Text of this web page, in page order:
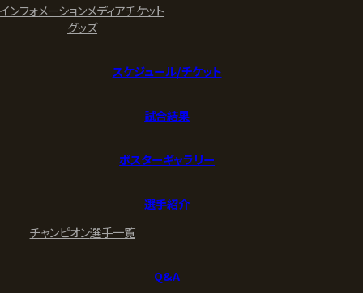
インフォメーションメディアチケット
グッズ
スケジュール/チケット
試合結果
ポスターギャラリー
選手紹介
チャンピオン選手一覧
Q&A